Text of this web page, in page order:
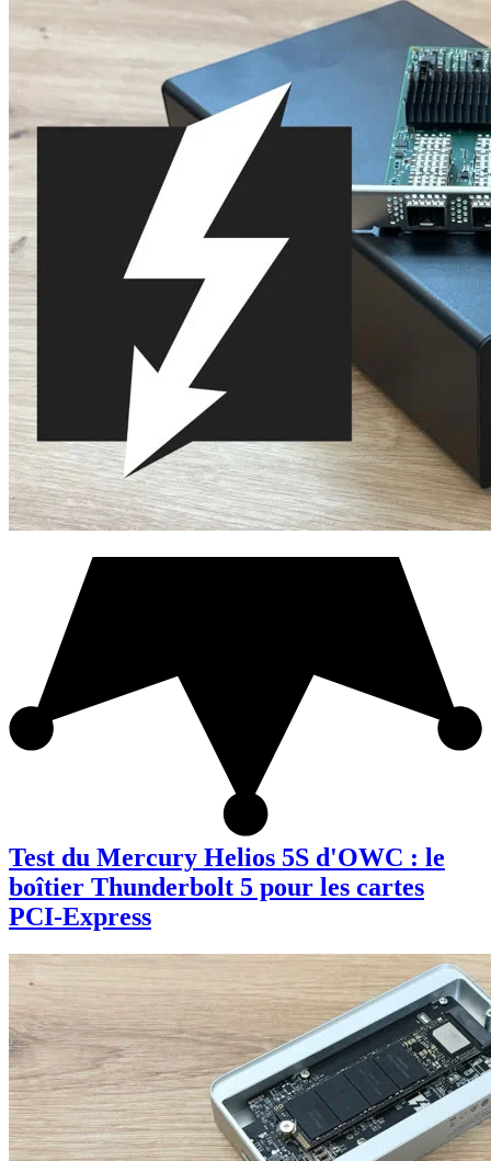
Test du Mercury Helios 5S d'OWC : le
boîtier Thunderbolt 5 pour les cartes
PCI-Express